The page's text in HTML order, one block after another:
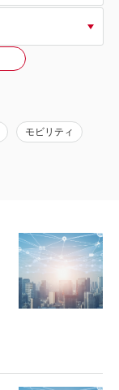
モビリティ